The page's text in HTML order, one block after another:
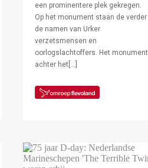
een prominentere plek gekregen.
Op het monument staan de verder
de namen van Urker
verzetsmensen en
oorlogslachtoffers. Het monument
achter het[…]